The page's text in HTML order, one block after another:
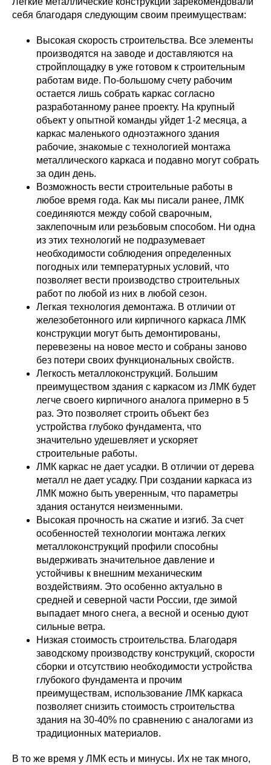
себя благодаря следующим своим преимуществам:
Высокая скорость строительства. Все элементы
производятся на заводе и доставляются на
стройплощадку в уже готовом к строительным
работам виде. По-большому счету рабочим
остается лишь собрать каркас согласно
разработанному ранее проекту. На крупный
объект у опытной команды уйдет 1-2 месяца, а
каркас маленького одноэтажного здания
рабочие, знакомые с технологией монтажа
металлического каркаса и подавно могут собрать
за один день.
Возможность вести строительные работы в
любое время года. Как мы писали ранее, ЛМК
соединяются между собой сварочным,
заклепочным или резьбовым способом. Ни одна
из этих технологий не подразумевает
необходимости соблюдения определенных
погодных или температурных условий, что
позволяет вести производство строительных
работ по любой из них в любой сезон.
Легкая технология демонтажа. В отличии от
железобетонного или кирпичного каркаса ЛМК
конструкции могут быть демонтированы,
перевезены на новое место и собраны заново
без потери своих функциональных свойств.
Легкость металлоконструкций. Большим
преимуществом здания с каркасом из ЛМК будет
легче своего кирпичного аналога примерно в 5
раз. Это позволяет строить объект без
устройства глубоко фундамента, что
значительно удешевляет и ускоряет
строительные работы.
ЛМК каркас не дает усадки. В отличии от дерева
металл не дает усадку. При создании каркаса из
ЛМК можно быть уверенным, что параметры
здания останутся неизменными.
Высокая прочность на сжатие и изгиб. За счет
особенностей технологии монтажа легких
металлоконструкций профили способны
выдерживать значительное давление и
устойчивы к внешним механическим
воздействиям. Это особенно актуально в
средней и северной части России, где зимой
выпадает много снега, а весной и осенью дуют
сильные ветра.
Низкая стоимость строительства. Благодаря
заводскому производству конструкций, скорости
сборки и отсутствию необходимости устройства
глубокого фундамента и прочим
преимуществам, использование ЛМК каркаса
позволяет снизить стоимость строительства
здания на 30-40% по сравнению с аналогами из
традиционных материалов.
В то же время у ЛМК есть и минусы. Их не так много,